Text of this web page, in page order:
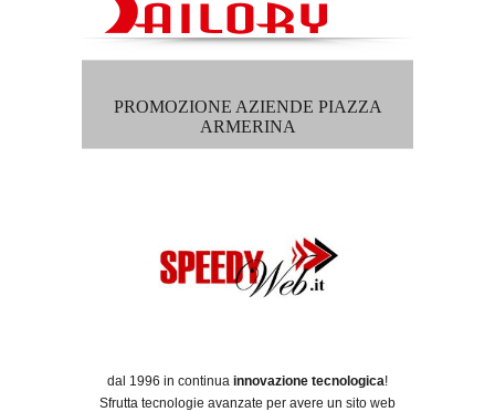
PROMOZIONE AZIENDE PIAZZA
ARMERINA
dal 1996 in continua innovazione tecnologica!
Sfrutta tecnologie avanzate per avere un sito web